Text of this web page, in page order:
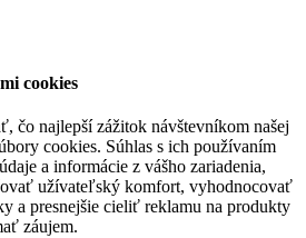
cookies
čo najlepší zážitok návštevníkom našej
cookies. Súhlas s ich používaním
a informácie z vášho zariadenia,
užívateľský komfort, vyhodnocovať
a presnejšie cieliť reklamu na produkty
záujem.